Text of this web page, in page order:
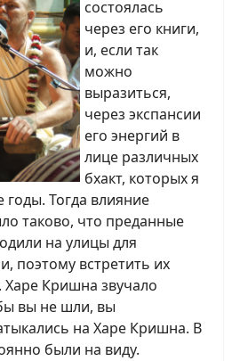
состоялась
через его книги,
и, если так
можно
выразиться,
через экспансии
его энергий в
лице различных
бхакт, которых я
годы. Тогда влияние
таково, что преданные
на улицы для
поэтому встретить их
Харе Кришна звучало
вы не шли, вы
на Харе Кришна. В
были на виду.